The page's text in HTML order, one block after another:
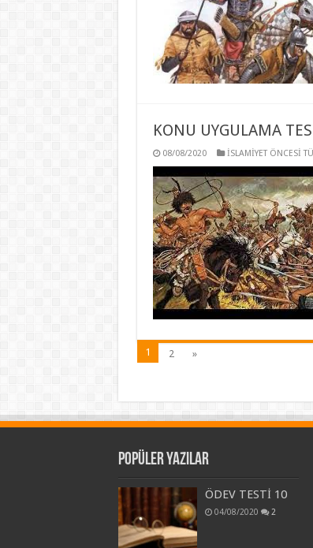
KONU UYGULAMA
08/08/2020 İSLAMİYET ÖNCESİ
1 2 »
Popüler Yazılar
ÖDEV TESTİ 10
04/08/2020 2